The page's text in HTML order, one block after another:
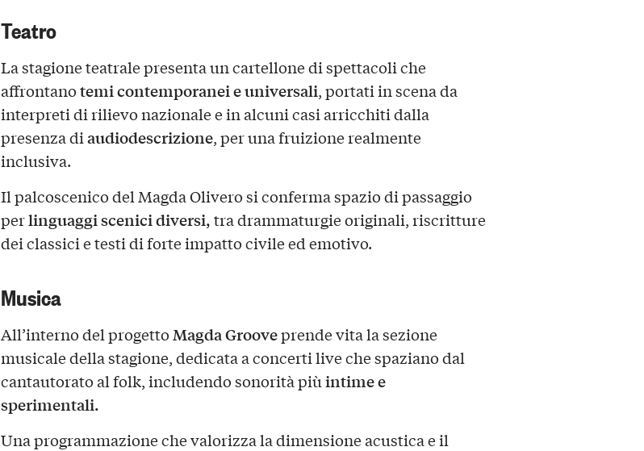
Teatro
La stagione teatrale presenta un cartellone di spettacoli che
affrontanotemi contemporanei e universali, portati in scena da
interpreti di rilievo nazionale e in alcuni casi arricchiti dalla
presenza diaudiodescrizione, per una fruizione realmente
inclusiva.
Il palcoscenico del Magda Olivero si conferma spazio di passaggio
perlinguaggi scenici diversi,tra drammaturgie originali, riscritture
dei classici e testi di forte impatto civile ed emotivo.
Musica
All’interno del progettoMagda Grooveprende vita la sezione
musicale della stagione, dedicata a concerti live che spaziano dal
cantautorato al folk, includendo sonorità più intime e
sperimentali.
Una programmazione che valorizza la dimensione acustica e il